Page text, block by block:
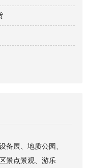
展、地质公园、
景点景观、游乐